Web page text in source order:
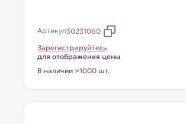
Артикул30231060
Зарегистрируйтесь
для отображения цены
В наличии >1000 шт.